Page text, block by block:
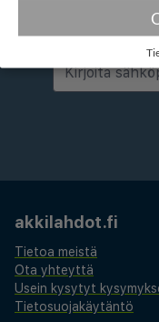
tarjouksia,
akkilahdot.fi
Tietoa meistä
Ota yhteyttä
Usein kysytyt
Tietosuojakäytäntö